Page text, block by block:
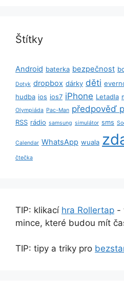
Štítky
Android baterka bezpečnost
Dotyk dropbox dárky děti
hudba ios ios7 iPhone Letadla
Olympiáda Pac-Man předpověď
RSS rádio samsung simulátor sms
Calendar WhatsApp wuala
čtečka
TIP: klikací hra Rollertap -
mince, které budou mít
TIP: tipy a triky pro